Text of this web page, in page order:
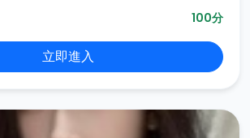
100分
立即進入